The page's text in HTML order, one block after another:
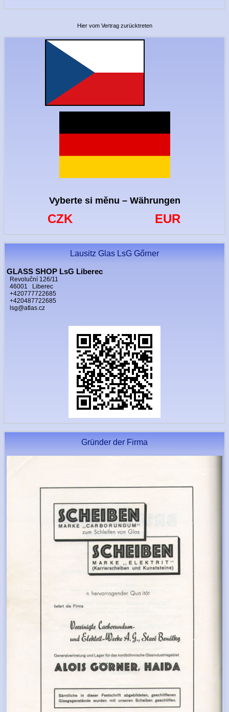
Hier vom Vertrag zurücktreten
Vyberte si měnu – Währungen
CZK EUR
Lausitz Glas LsG Gőrner
GLASS SHOP LsG Liberec
Revoluční 126/11
46001 Liberec
+420777722685
+420487722685
lsg@atlas.cz
Gründer der Firma